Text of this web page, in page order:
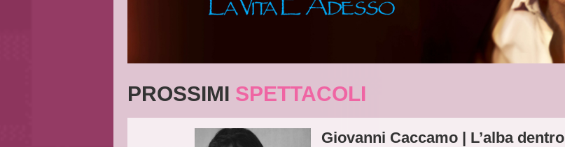
PROSSIMI SPETTACOLI
Giovanni Caccamo | L’alba dentro